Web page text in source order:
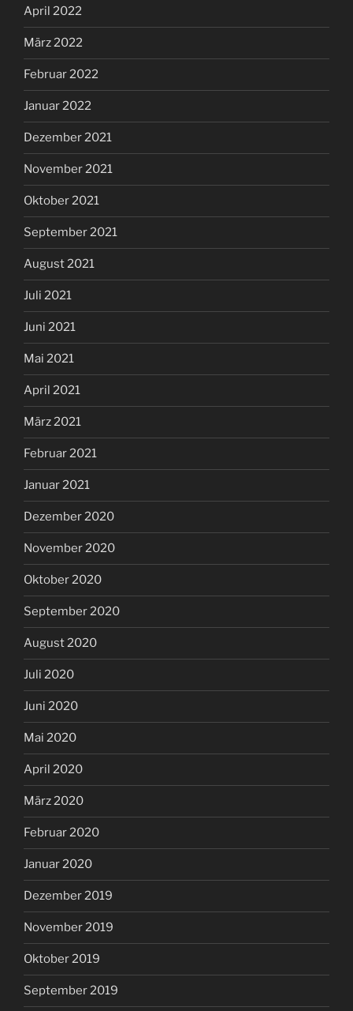
April 2022
März 2022
Februar 2022
Januar 2022
Dezember 2021
November 2021
Oktober 2021
September 2021
August 2021
Juli 2021
Juni 2021
Mai 2021
April 2021
März 2021
Februar 2021
Januar 2021
Dezember 2020
November 2020
Oktober 2020
September 2020
August 2020
Juli 2020
Juni 2020
Mai 2020
April 2020
März 2020
Februar 2020
Januar 2020
Dezember 2019
November 2019
Oktober 2019
September 2019